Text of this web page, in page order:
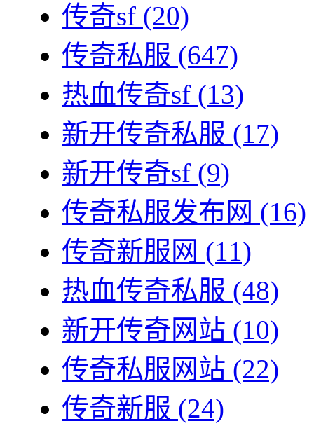
传奇sf (20)
传奇私服 (647)
热血传奇sf (13)
新开传奇私服 (17)
新开传奇sf (9)
传奇私服发布网 (16)
传奇新服网 (11)
热血传奇私服 (48)
新开传奇网站 (10)
传奇私服网站 (22)
传奇新服 (24)